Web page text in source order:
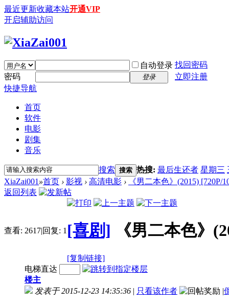
最近更新收藏本站开通VIP
开启辅助访问
自动登录 找回密码
密码
登录
立即注册
快捷导航
首页
软件
电影
剧集
音乐
搜索 搜索 热搜: 最后生还者 星期三
XiaZai001 »首页 › 影视 › 高清电影 ›
《男二本色》(2015) [720P/
返回列表
查看: 2617|回复: 1 [喜剧] 《男二本色》
[复制链接]
电梯直达
楼主
发表于 2015-12-23 14:35:36 | 只看该作者 |